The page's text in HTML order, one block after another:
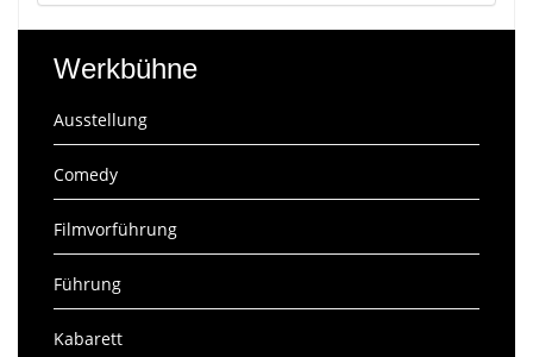
Werkbühne
Ausstellung
Comedy
Filmvorführung
Führung
Kabarett